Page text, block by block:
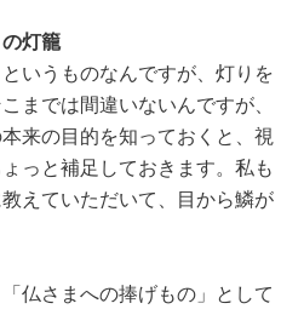
灯籠
いうものなんですが、灯りを
までは間違いないんですが、
来の目的を知っておくと、視
っと補足しておきます。私も
えていただいて、目から鱗が
仏さまへの捧げもの」として